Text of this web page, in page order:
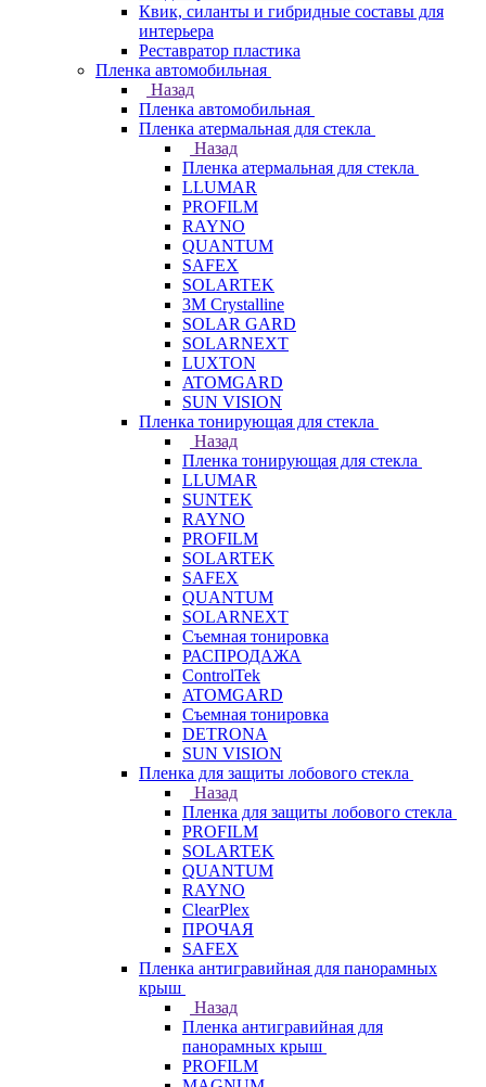
Квик, силанты и гибридные составы для
интерьера
Реставратор пластика
Пленка автомобильная
Назад
Пленка автомобильная
Пленка атермальная для стекла
Назад
Пленка атермальная для стекла
LLUMAR
PROFILM
RAYNO
QUANTUM
SAFEX
SOLARTEK
3M Crystalline
SOLAR GARD
SOLARNEXT
LUXTON
ATOMGARD
SUN VISION
Пленка тонирующая для стекла
Назад
Пленка тонирующая для стекла
LLUMAR
SUNTEK
RAYNO
PROFILM
SOLARTEK
SAFEX
QUANTUM
SOLARNEXT
Съемная тонировка
РАСПРОДАЖА
ControlTek
ATOMGARD
Съемная тонировка
DETRONA
SUN VISION
Пленка для защиты лобового стекла
Назад
Пленка для защиты лобового стекла
PROFILM
SOLARTEK
QUANTUM
RAYNO
ClearPlex
ПРОЧАЯ
SAFEX
Пленка антигравийная для панорамных
крыш
Назад
Пленка антигравийная для
панорамных крыш
PROFILM